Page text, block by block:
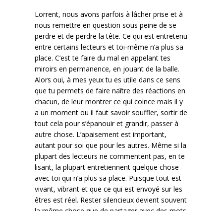
Lorrent, nous avons parfois à lâcher prise et à
nous remettre en question sous peine de se
perdre et de perdre la tête. Ce qui est entretenu
entre certains lecteurs et toi-même n’a plus sa
place. C’est te faire du mal en appelant tes
miroirs en permanence, en jouant de la balle.
Alors oui, à mes yeux tu es utile dans ce sens
que tu permets de faire naître des réactions en
chacun, de leur montrer ce qui coince mais il y
a un moment ou il faut savoir souffler, sortir de
tout cela pour s’épanouir et grandir, passer à
autre chose. L’apaisement est important,
autant pour soi que pour les autres. Même si la
plupart des lecteurs ne commentent pas, en te
lisant, la plupart entretiennent quelque chose
avec toi qui n’a plus sa place. Puisque tout est
vivant, vibrant et que ce qui est envoyé sur les
êtres est réel. Rester silencieux devient souvent